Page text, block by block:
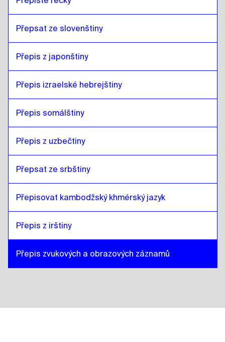
Přepsat ze slovenštiny
Přepis z japonštiny
Přepis izraelské hebrejštiny
Přepis somálštiny
Přepis z uzbečtiny
Přepsat ze srbštiny
Přepisovat kambodžský khmérský jazyk
Přepis z irštiny
Přepis zvukových a obrazových záznamů